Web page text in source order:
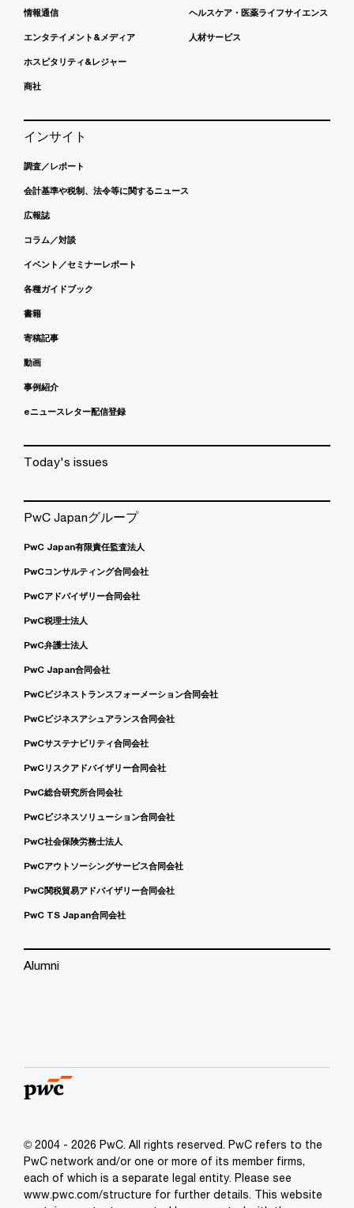
情報通信
エンタテイメント&メディア
ホスピタリティ&レジャー
商社
ヘルスケア・医薬ライフサイエンス
人材サービス
インサイト
調査／レポート
会計基準や税制、法令等に関するニュース
広報誌
コラム／対談
イベント／セミナーレポート
各種ガイドブック
書籍
寄稿記事
動画
事例紹介
eニュースレター配信登録
Today's issues
PwC Japanグループ
PwC Japan有限責任監査法人
PwCコンサルティング合同会社
PwCアドバイザリー合同会社
PwC税理士法人
PwC弁護士法人
PwC Japan合同会社
PwCビジネストランスフォーメーション合同会社
PwCビジネスアシュアランス合同会社
PwCサステナビリティ合同会社
PwCリスクアドバイザリー合同会社
PwC総合研究所合同会社
PwCビジネスソリューション合同会社
PwC社会保険労務士法人
PwCアウトソーシングサービス合同会社
PwC関税貿易アドバイザリー合同会社
PwC TS Japan合同会社
Alumni
© 2004 - 2026 PwC. All rights reserved. PwC refers to the
PwC network and/or one or more of its member firms,
each of which is a separate legal entity. Please see
www.pwc.com/structure for further details. This website